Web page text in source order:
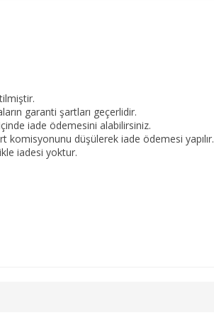
garanti şartları geçerlidir.
iade ödemesini alabilirsiniz.
komisyonunu düşülerek iade ödemesi yapılır.
iadesi yoktur.